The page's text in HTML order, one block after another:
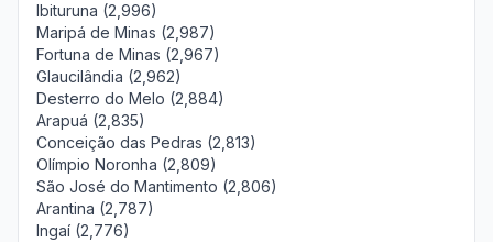
Ibituruna (2,996)
Maripá de Minas (2,987)
Fortuna de Minas (2,967)
Glaucilândia (2,962)
Desterro do Melo (2,884)
Arapuá (2,835)
Conceição das Pedras (2,813)
Olímpio Noronha (2,809)
São José do Mantimento (2,806)
Arantina (2,787)
Ingaí (2,776)